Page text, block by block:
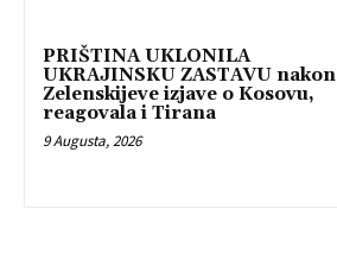
PRIŠTINA UKLONILA
UKRAJINSKU ZASTAVU nakon
Zelenskijeve izjave o Kosovu,
reagovala i Tirana
9 Augusta, 2026